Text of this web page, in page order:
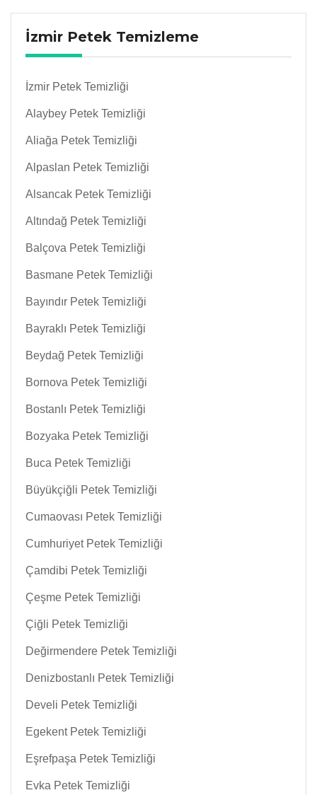
İzmir Petek Temizleme
İzmir Petek Temizliği
Alaybey Petek Temizliği
Aliağa Petek Temizliği
Alpaslan Petek Temizliği
Alsancak Petek Temizliği
Altındağ Petek Temizliği
Balçova Petek Temizliği
Basmane Petek Temizliği
Bayındır Petek Temizliği
Bayraklı Petek Temizliği
Beydağ Petek Temizliği
Bornova Petek Temizliği
Bostanlı Petek Temizliği
Bozyaka Petek Temizliği
Buca Petek Temizliği
Büyükçiğli Petek Temizliği
Cumaovası Petek Temizliği
Cumhuriyet Petek Temizliği
Çamdibi Petek Temizliği
Çeşme Petek Temizliği
Çiğli Petek Temizliği
Değirmendere Petek Temizliği
Denizbostanlı Petek Temizliği
Develi Petek Temizliği
Egekent Petek Temizliği
Eşrefpaşa Petek Temizliği
Evka Petek Temizliği